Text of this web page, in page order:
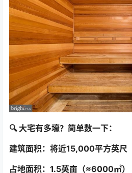
🔍 大宅有多壕？简单数一下：
建筑面积：将近15,000平方英尺
占地面积：1.5英亩（≈6000㎡）